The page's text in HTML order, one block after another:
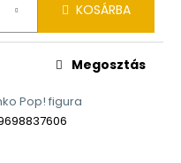
KOSÁRBA
Pop! figura
Megosztás